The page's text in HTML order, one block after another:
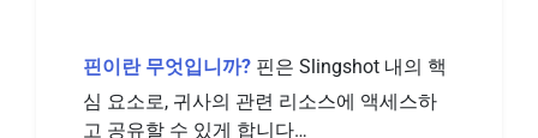
핀이란 무엇입니까? 핀은 Slingshot 내의 핵
심 요소로, 귀사의 관련 리소스에 액세스하
고 공유할 수 있게 합니다…